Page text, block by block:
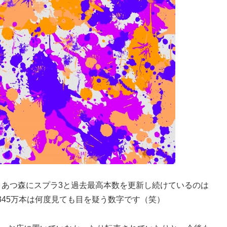
つ森にスプラ3と過去最高本数を更新し続けているのは
万本は何度見ても目を疑う数字です（笑）